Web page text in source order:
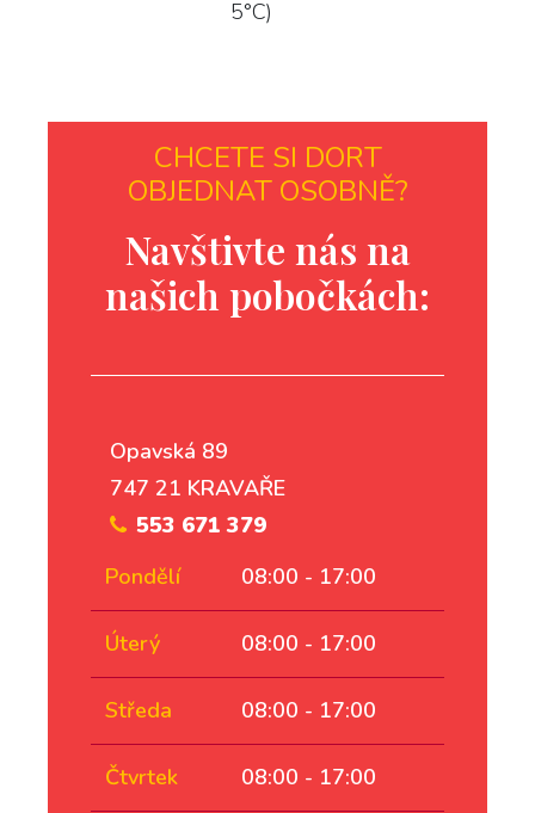
5°C)
CHCETE SI DORT
OBJEDNAT OSOBNĚ?
Navštivte nás na
našich pobočkách:
Opavská 89
747 21 KRAVAŘE
553 671 379
Pondělí
08:00 - 17:00
Úterý 08:00 - 17:00
Středa 08:00 - 17:00
Čtvrtek 08:00 - 17:00